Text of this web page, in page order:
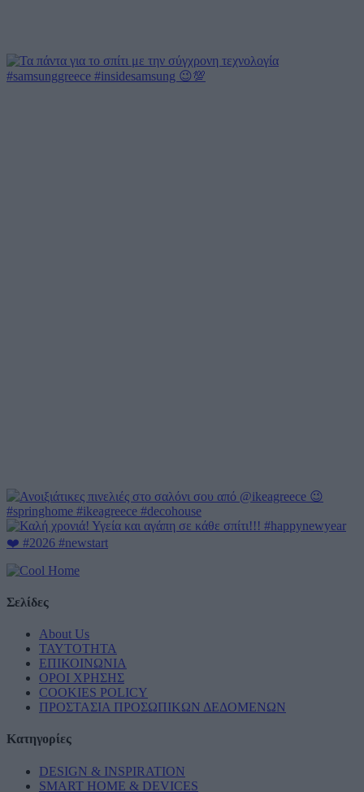
Σελίδες
About Us
ΤΑΥΤΟΤΗΤΑ
ΕΠΙΚΟΙΝΩΝΙΑ
ΟΡΟΙ ΧΡΗΣΗΣ
COOKIES POLICY
ΠΡΟΣΤΑΣΙΑ ΠΡΟΣΩΠΙΚΩΝ ΔΕΔΟΜΕΝΩΝ
Κατηγορίες
DESIGN & INSPIRATION
SMART HOME & DEVICES